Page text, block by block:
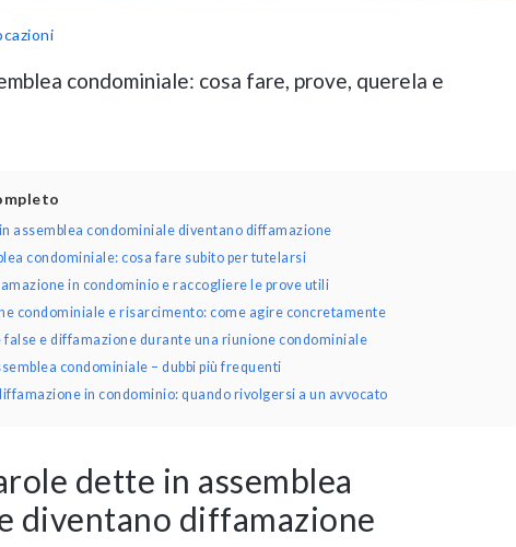
condominiale: cosa fare, prove, querela e
assemblea condominiale diventano diffamazione
condominiale: cosa fare subito per tutelarsi
in condominio e raccogliere le prove utili
condominiale e risarcimento: come agire concretamente
false e diffamazione durante una riunione condominiale
condominiale – dubbi più frequenti
in condominio: quando rivolgersi a un avvocato
dette in assemblea
diventano diffamazione